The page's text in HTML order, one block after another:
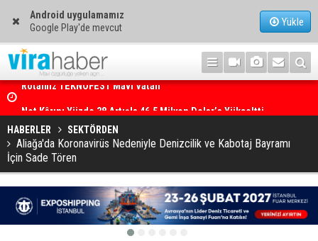
Android uygulamamız
Google Play'de mevcut
Yükle
HABERLER SEKTÖRDEN
Aliağa'da Koronavirüs Nedeniyle Denizcilik ve Kabotaj Bayramı
İçin Sade Tören